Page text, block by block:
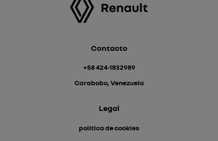
Contacto
+58 424-1832989
Carabobo, Venezuela
Legal
política de cookies